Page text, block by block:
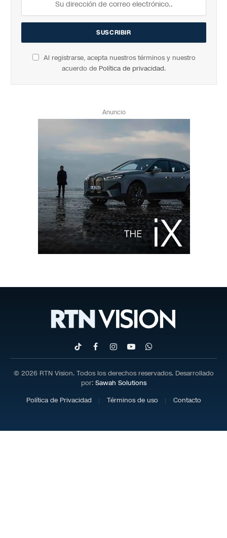
Al registrarse, acepta nuestros términos y nuestro
acuerdo de Política de privacidad.
Anuncio
TikTokFacebookInstagram
YouTubeWhatsApp
© 2026 RTN Vision. Todos los derechos reservados. Desarrollado
por: Sawah Solutions
Política de Privacidad
Términos de uso Contacto